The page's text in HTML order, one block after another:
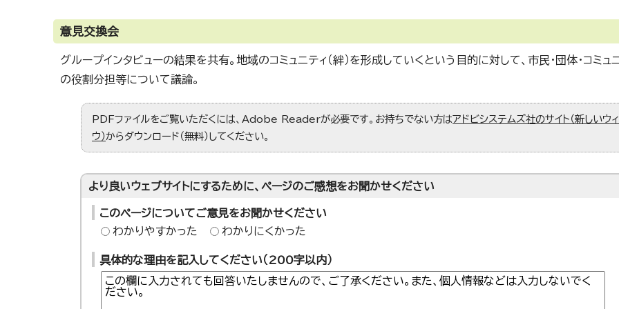
意見交換会
グループインタビューの結果を共有。地域のコミュニティ（絆）を形成していくという目的に対して、市民・団体・コミュ
の役割分担等について議論。
PDFファイルをご覧いただくには、Adobe Readerが必要です。お持ちでない方はアドビシステムズ社のサイト（新しいウ
ウ）からダウンロード（無料）してください。
より良いウェブサイトにするために、ページのご感想をお聞かせください
このページについてご意見をお聞かせください
わかりやすかった
わかりにくかった
具体的な理由を記入してください（200字以内）